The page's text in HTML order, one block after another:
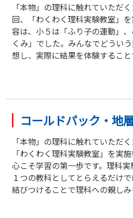
「本物」の理科に触れていただ
回、「わくわく理科実験教室」
容は、小５は「ふり子の運動」
くみ」でした。みんなでどうい
想し、実際に結果を体験するこ
コールドパック・地
「本物」の理科に触れていただ
「わくわく理科実験教室」を実
心こそ学習の第一歩です。理科
１つの教科としてとらえるだけ
結びつけることで理科への親し